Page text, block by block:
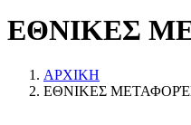
ΕΘΝΙΚΕΣ
ΑΡΧΙΚΗ
ΕΘΝΙΚΕΣ